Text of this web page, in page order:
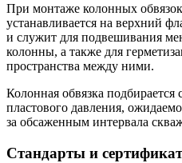
При монтаже колонных
устанавливается на верхний
и служит для подвешивания
колонны, а также для
пространства между ними.
Колонная обвязка подбирается
пластового давления,
за обсаженным интервала
Стандарты и